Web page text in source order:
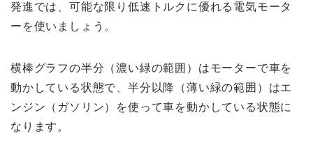
発進では、可能な限り低速トルクに優れる電気モータ
ーを使いましょう。
横棒グラフの半分（濃い緑の範囲）はモーターで車を
動かしている状態で、半分以降（薄い緑の範囲）はエ
ンジン（ガソリン）を使って車を動かしている状態に
なります。